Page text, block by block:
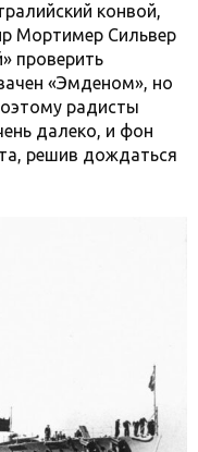
конвой,
Мортимер Сильвер
проверить
«Эмденом», но
радисты
далеко, и фон
решив дождаться